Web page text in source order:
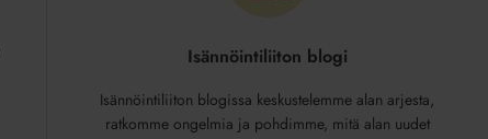
Isännöintiliiton blogi
Isännöintiliiton blogissa keskustelemme alan arjesta,
ratkomme ongelmia ja pohdimme, mitä alan uudet